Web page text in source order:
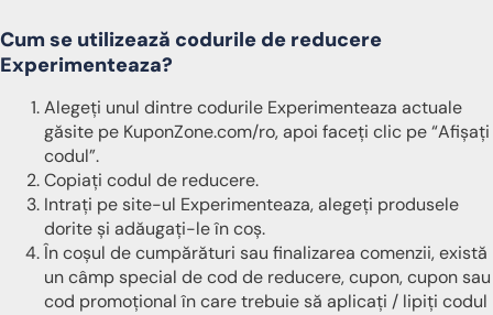
Cum se utilizează codurile de reducere
Experimenteaza?
Alegeți unul dintre codurile Experimenteaza actuale
găsite pe KuponZone.com/ro, apoi faceți clic pe “Afișați
codul”.
Copiați codul de reducere.
Intrați pe site-ul Experimenteaza, alegeți produsele
dorite și adăugați-le în coș.
În coșul de cumpărături sau finalizarea comenzii, există
un câmp special de cod de reducere, cupon, cupon sau
cod promoțional în care trebuie să aplicați / lipiți codul